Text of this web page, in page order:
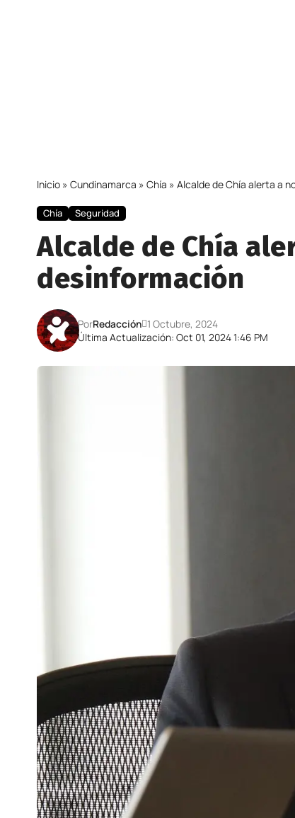
Inicio » Cundinamarca » Chía » Alcalde de Chía alerta a
Chía Seguridad
Alcalde de Chía
desinformación
Última Actualización: Oct 01, 2024 1:46 PM
PorRedacción 1 Octubre, 2024